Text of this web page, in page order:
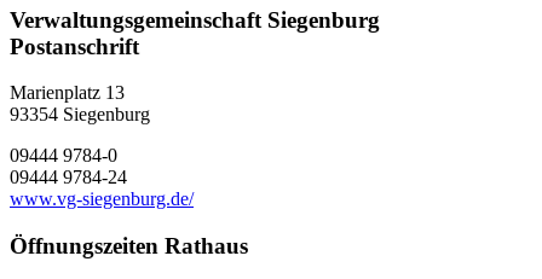
Verwaltungsgemeinschaft Siegenburg
Postanschrift
Marienplatz 13
93354 Siegenburg
09444 9784-0
09444 9784-24
www.vg-siegenburg.de/
Öffnungszeiten Rathaus